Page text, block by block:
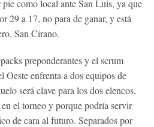
como local ante San Luis, ya que
29 a 17, no para de ganar, y está
San Cirano.
preponderantes y el scrum
Oeste enfrenta a dos equipos de
será clave para los dos elencos,
el torneo y porque podría servir
de cara al futuro. Separados por